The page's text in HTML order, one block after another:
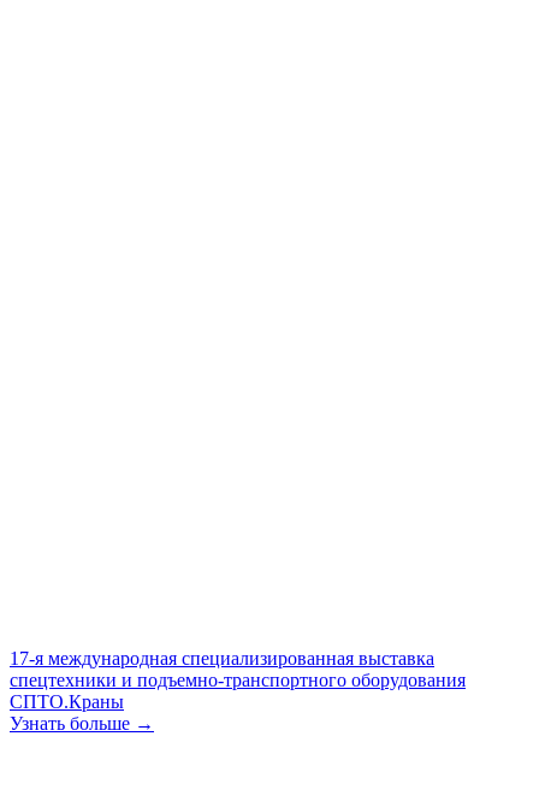
17-я международная специализированная выставка
спецтехники и подъемно-транспортного оборудования
СПТО.Краны
Узнать больше →